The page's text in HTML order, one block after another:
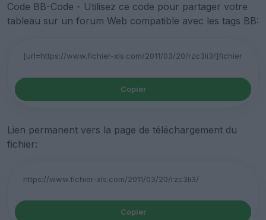
Code BB-Code - Utilisez ce code pour partager votre
tableau sur un forum Web compatible avec les tags BB:
Copier
Lien permanent vers la page de téléchargement du
fichier:
Copier